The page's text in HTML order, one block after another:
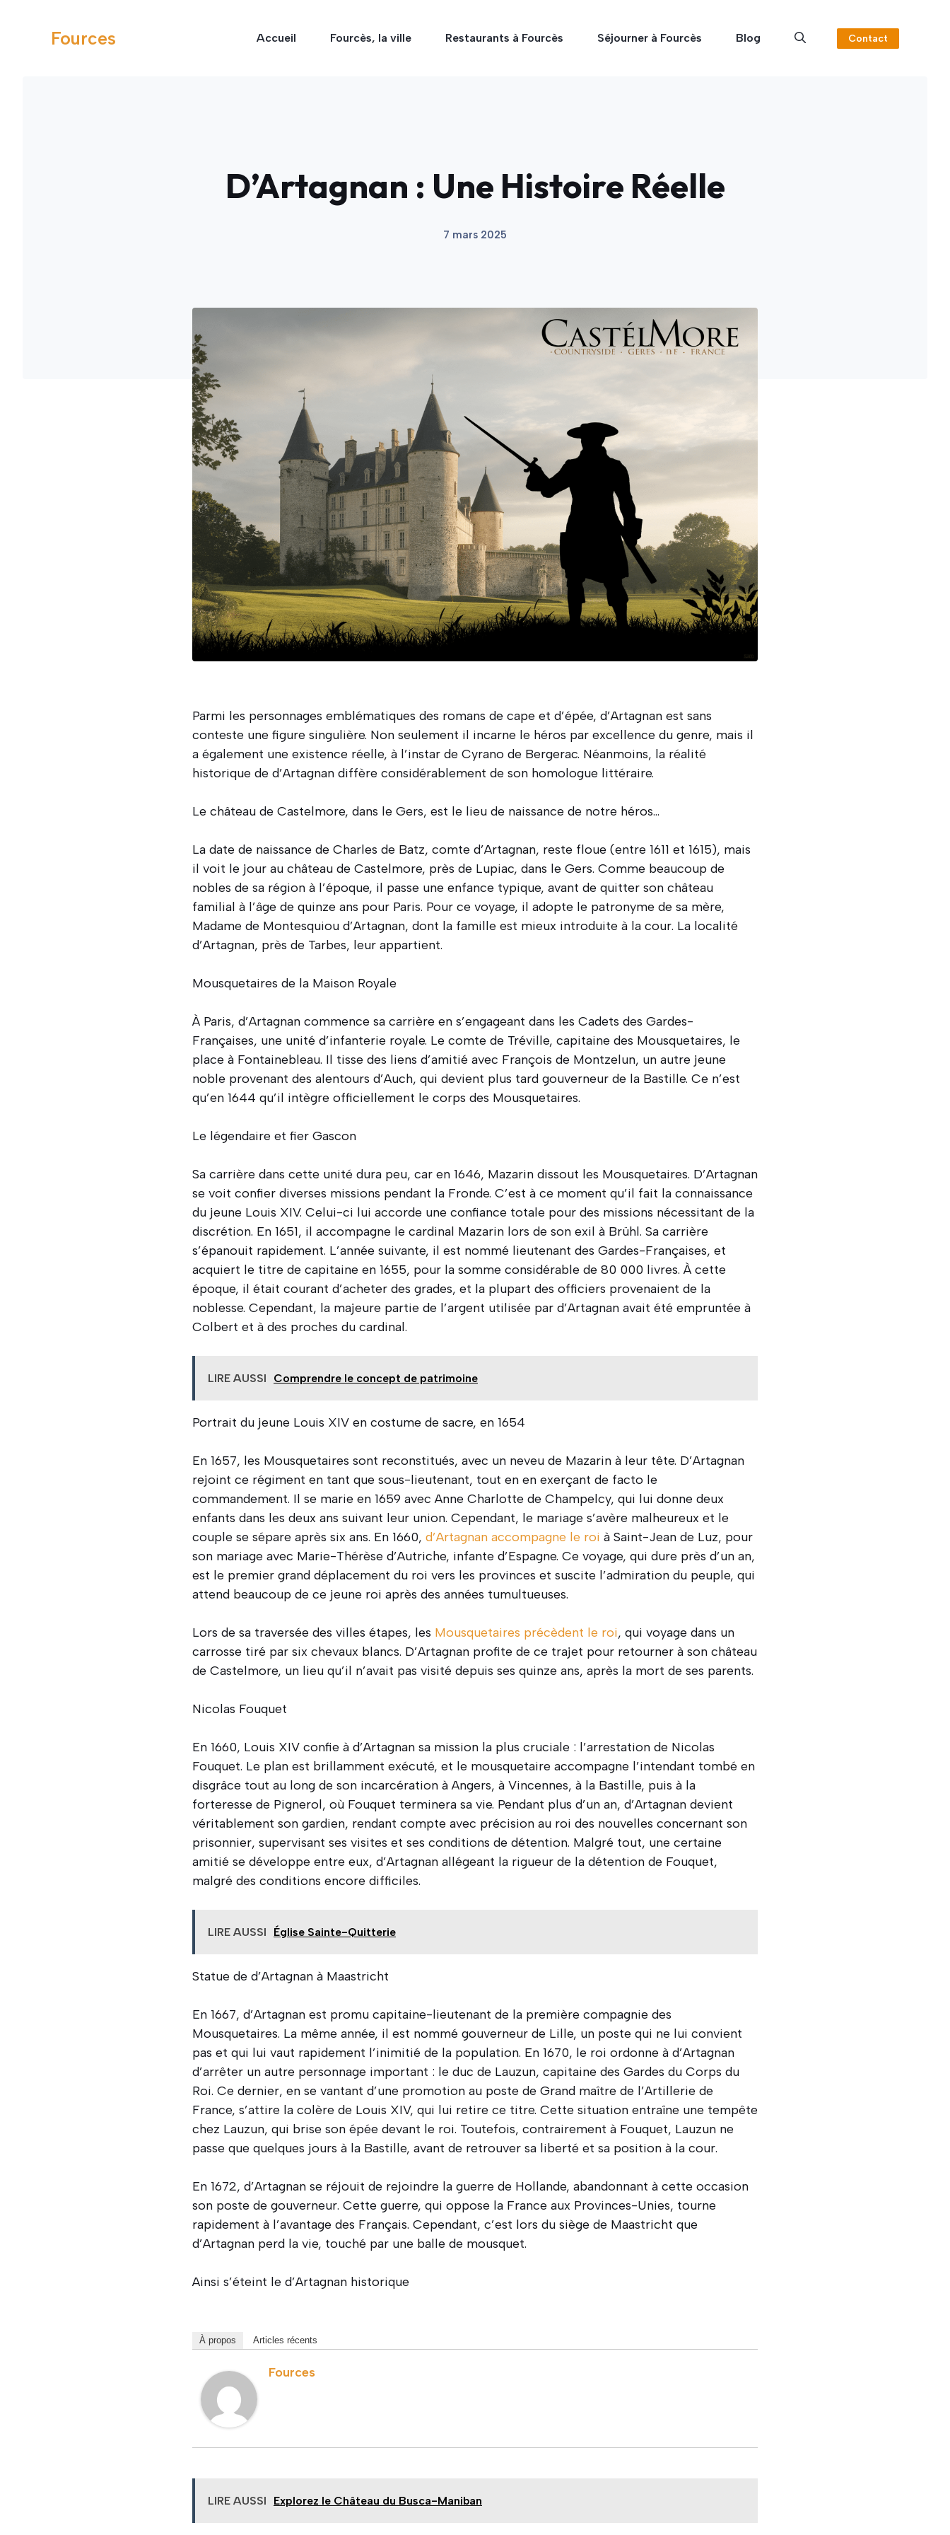
Fources Accueil Fourcès, la ville Restaurants à Fourcès Séjourner à Fourcès Blog Contact
D’Artagnan : Une Histoire Réelle
7 mars 2025
Parmi les personnages emblématiques des romans de cape et d’épée, d’Artagnan est sans
conteste une figure singulière. Non seulement il incarne le héros par excellence du genre, mais il
a également une existence réelle, à l’instar de Cyrano de Bergerac. Néanmoins, la réalité
historique de d’Artagnan diffère considérablement de son homologue littéraire.
Le château de Castelmore, dans le Gers, est le lieu de naissance de notre héros…
La date de naissance de Charles de Batz, comte d’Artagnan, reste floue (entre 1611 et 1615), mais
il voit le jour au château de Castelmore, près de Lupiac, dans le Gers. Comme beaucoup de
nobles de sa région à l’époque, il passe une enfance typique, avant de quitter son château
familial à l’âge de quinze ans pour Paris. Pour ce voyage, il adopte le patronyme de sa mère,
Madame de Montesquiou d’Artagnan, dont la famille est mieux introduite à la cour. La localité
d’Artagnan, près de Tarbes, leur appartient.
Mousquetaires de la Maison Royale
À Paris, d’Artagnan commence sa carrière en s’engageant dans les Cadets des Gardes-
Françaises, une unité d’infanterie royale. Le comte de Tréville, capitaine des Mousquetaires, le
place à Fontainebleau. Il tisse des liens d’amitié avec François de Montzelun, un autre jeune
noble provenant des alentours d’Auch, qui devient plus tard gouverneur de la Bastille. Ce n’est
qu’en 1644 qu’il intègre officiellement le corps des Mousquetaires.
Le légendaire et fier Gascon
Sa carrière dans cette unité dura peu, car en 1646, Mazarin dissout les Mousquetaires. D’Artagnan
se voit confier diverses missions pendant la Fronde. C’est à ce moment qu’il fait la connaissance
du jeune Louis XIV. Celui-ci lui accorde une confiance totale pour des missions nécessitant de la
discrétion. En 1651, il accompagne le cardinal Mazarin lors de son exil à Brühl. Sa carrière
s’épanouit rapidement. L’année suivante, il est nommé lieutenant des Gardes-Françaises, et
acquiert le titre de capitaine en 1655, pour la somme considérable de 80 000 livres. À cette
époque, il était courant d’acheter des grades, et la plupart des officiers provenaient de la
noblesse. Cependant, la majeure partie de l’argent utilisée par d’Artagnan avait été empruntée à
Colbert et à des proches du cardinal.
LIRE AUSSI Comprendre le concept de patrimoine
Portrait du jeune Louis XIV en costume de sacre, en 1654
En 1657, les Mousquetaires sont reconstitués, avec un neveu de Mazarin à leur tête. D’Artagnan
rejoint ce régiment en tant que sous-lieutenant, tout en en exerçant de facto le
commandement. Il se marie en 1659 avec Anne Charlotte de Champelcy, qui lui donne deux
enfants dans les deux ans suivant leur union. Cependant, le mariage s’avère malheureux et le
couple se sépare après six ans. En 1660, d’Artagnan accompagne le roi à Saint-Jean de Luz, pour
son mariage avec Marie-Thérèse d’Autriche, infante d’Espagne. Ce voyage, qui dure près d’un an,
est le premier grand déplacement du roi vers les provinces et suscite l’admiration du peuple, qui
attend beaucoup de ce jeune roi après des années tumultueuses.
Lors de sa traversée des villes étapes, les Mousquetaires précèdent le roi, qui voyage dans un
carrosse tiré par six chevaux blancs. D’Artagnan profite de ce trajet pour retourner à son château
de Castelmore, un lieu qu’il n’avait pas visité depuis ses quinze ans, après la mort de ses parents.
Nicolas Fouquet
En 1660, Louis XIV confie à d’Artagnan sa mission la plus cruciale : l’arrestation de Nicolas
Fouquet. Le plan est brillamment exécuté, et le mousquetaire accompagne l’intendant tombé en
disgrâce tout au long de son incarcération à Angers, à Vincennes, à la Bastille, puis à la
forteresse de Pignerol, où Fouquet terminera sa vie. Pendant plus d’un an, d’Artagnan devient
véritablement son gardien, rendant compte avec précision au roi des nouvelles concernant son
prisonnier, supervisant ses visites et ses conditions de détention. Malgré tout, une certaine
amitié se développe entre eux, d’Artagnan allégeant la rigueur de la détention de Fouquet,
malgré des conditions encore difficiles.
LIRE AUSSI Église Sainte-Quitterie
Statue de d’Artagnan à Maastricht
En 1667, d’Artagnan est promu capitaine-lieutenant de la première compagnie des
Mousquetaires. La même année, il est nommé gouverneur de Lille, un poste qui ne lui convient
pas et qui lui vaut rapidement l’inimitié de la population. En 1670, le roi ordonne à d’Artagnan
d’arrêter un autre personnage important : le duc de Lauzun, capitaine des Gardes du Corps du
Roi. Ce dernier, en se vantant d’une promotion au poste de Grand maître de l’Artillerie de
France, s’attire la colère de Louis XIV, qui lui retire ce titre. Cette situation entraîne une tempête
chez Lauzun, qui brise son épée devant le roi. Toutefois, contrairement à Fouquet, Lauzun ne
passe que quelques jours à la Bastille, avant de retrouver sa liberté et sa position à la cour.
En 1672, d’Artagnan se réjouit de rejoindre la guerre de Hollande, abandonnant à cette occasion
son poste de gouverneur. Cette guerre, qui oppose la France aux Provinces-Unies, tourne
rapidement à l’avantage des Français. Cependant, c’est lors du siège de Maastricht que
d’Artagnan perd la vie, touché par une balle de mousquet.
Ainsi s’éteint le d’Artagnan historique
À propos Articles récents
Fources
LIRE AUSSI Explorez le Château du Busca-Maniban